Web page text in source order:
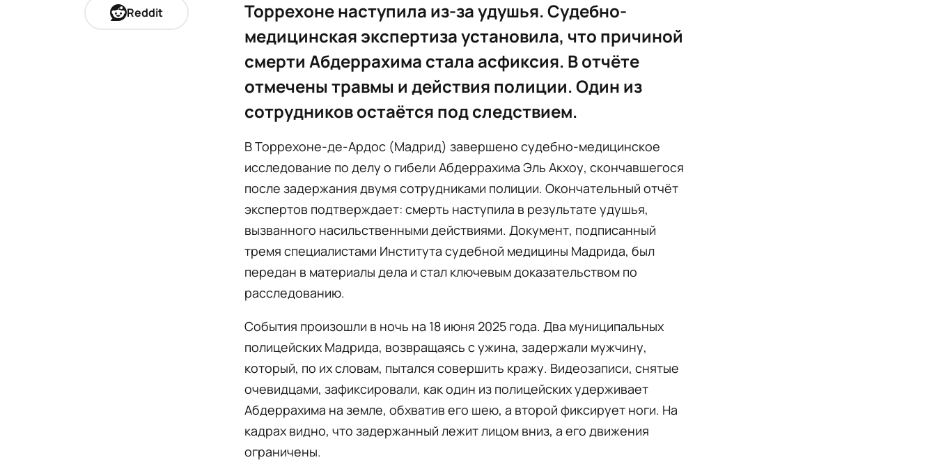
Reddit
Торрехоне наступила из-за удушья. Судебно-
медицинская экспертиза установила, что причиной
смерти Абдеррахима стала асфиксия. В отчёте
отмечены травмы и действия полиции. Один из
сотрудников остаётся под следствием.
В Торрехоне-де-Ардос (Мадрид) завершено судебно-медицинское
исследование по делу о гибели Абдеррахима Эль Акхоу, скончавшегося
после задержания двумя сотрудниками полиции. Окончательный отчёт
экспертов подтверждает: смерть наступила в результате удушья,
вызванного насильственными действиями. Документ, подписанный
тремя специалистами Института судебной медицины Мадрида, был
передан в материалы дела и стал ключевым доказательством по
расследованию.
События произошли в ночь на 18 июня 2025 года. Два муниципальных
полицейских Мадрида, возвращаясь с ужина, задержали мужчину,
который, по их словам, пытался совершить кражу. Видеозаписи, снятые
очевидцами, зафиксировали, как один из полицейских удерживает
Абдеррахима на земле, обхватив его шею, а второй фиксирует ноги. На
кадрах видно, что задержанный лежит лицом вниз, а его движения
ограничены.